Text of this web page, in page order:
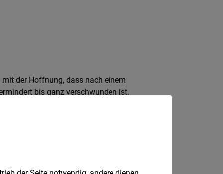
der Hoffnung, dass nach einem
bis ganz verschwunden ist.